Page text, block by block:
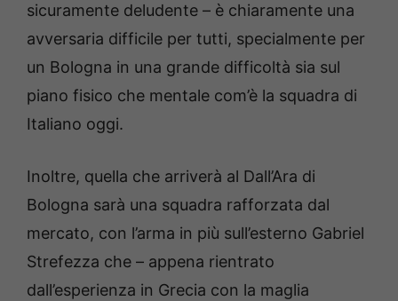
sicuramente deludente – è chiaramente una
avversaria difficile per tutti, specialmente per
un Bologna in una grande difficoltà sia sul
piano fisico che mentale com’è la squadra di
Italiano oggi.
Inoltre, quella che arriverà al Dall’Ara di
Bologna sarà una squadra rafforzata dal
mercato, con l’arma in più sull’esterno Gabriel
Strefezza che – appena rientrato
dall’esperienza in Grecia con la maglia